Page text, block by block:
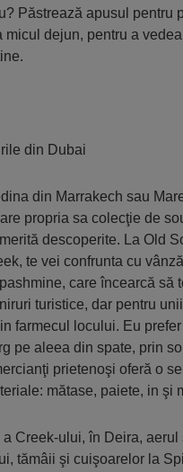
Păstrează apusul pentru
dejun, pentru a vedea
din Dubai
din Marrakech sau
propria sa colecţie de
descoperite. La Old
te vei confrunta cu
care încearcă să
turistice, dar pentru
farmecul locului. Eu
pe aleea din spate, prin
prietenoşi oferă o
mătase, paiete, in şi
a Creek-ului, în Deira, aerul
tămâii şi cuişoarelor la